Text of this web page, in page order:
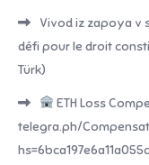
Vivod iz zapoya v
défi pour le droit
Türk)
ETH Loss
telegra.ph/